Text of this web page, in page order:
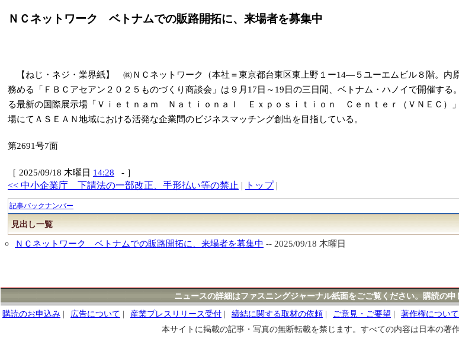
ＮＣネットワーク ベトナムでの販路開拓に、来場者を募集中
【ねじ・ネジ・業界紙】 ㈱ＮＣネットワーク（本社＝東京都台東区東上野１ー14―５ユーエムビル８階。内
務める「ＦＢＣアセアン２０２５ものづくり商談会」は９月17日～19日の三日間、ベトナム・ハノイで開催する
る最新の国際展示場「Ｖｉｅｔｎａｍ Ｎａｔｉｏｎａｌ Ｅｘｐｏｓｉｔｉｏｎ Ｃｅｎｔｅｒ（ＶＮＥＣ）
場にてＡＳＥＡＮ地域における活発な企業間のビジネスマッチング創出を目指している。
第2691号7面
［ 2025/09/18 木曜日 14:28 - ］
<< 中小企業庁 下請法の一部改正、手形払い等の禁止 | トップ|
記事バックナンバー
見出し一覧
ＮＣネットワーク ベトナムでの販路開拓に、来場者を募集中 -- 2025/09/18 木曜日
ニュースの詳細はファスニングジャーナル紙面をごご覧ください。購読の申
購読のお申込み | 広告について | 産業プレスリリース受付 | 締結に関する取材の依頼 | ご意見・ご要望 | 著作権について
本サイトに掲載の記事・写真の無断転載を禁じます。すべての内容は日本の著